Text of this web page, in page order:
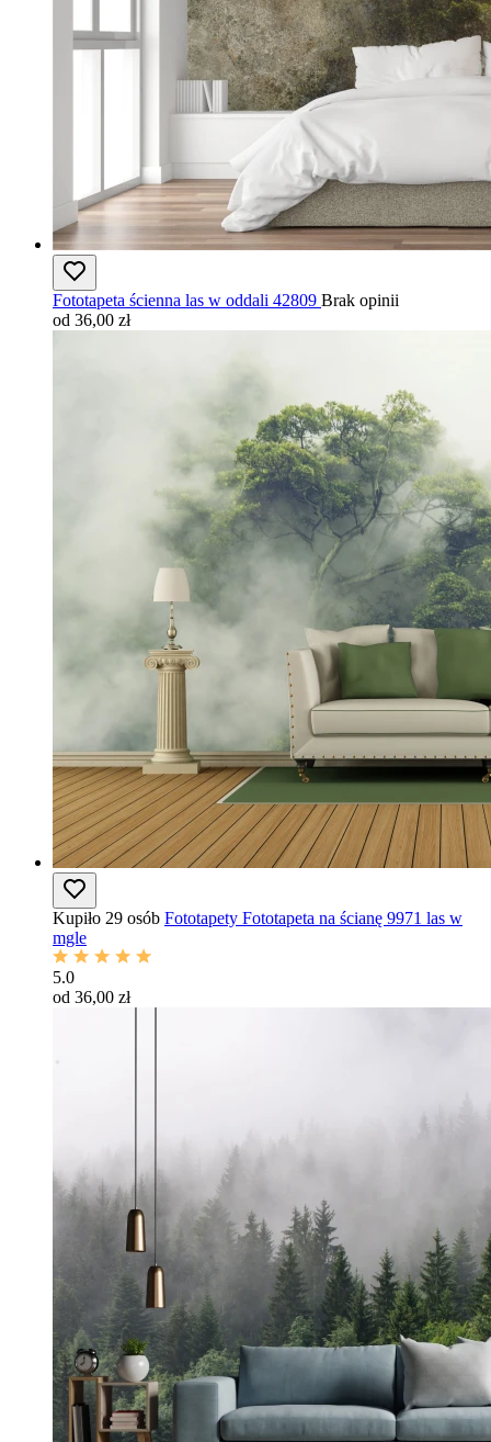
Fototapeta ścienna las w oddali 42809 Brak opinii
od 36,00 zł
Kupiło 29 osób Fototapety Fototapeta na ścianę 9971 las w
mgle
5.0
od 36,00 zł